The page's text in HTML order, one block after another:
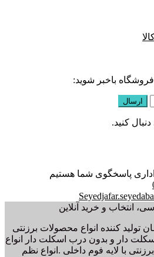
باخبر شوید:
کنید.
پاسخگوی شما هستیم
انتخاب و خرید آنلاین
تولید کننده انواع محصولات برزنتی
دار و بدون درب اسکلت دار انواع
با لایه فوم داخلی .انواع نظم